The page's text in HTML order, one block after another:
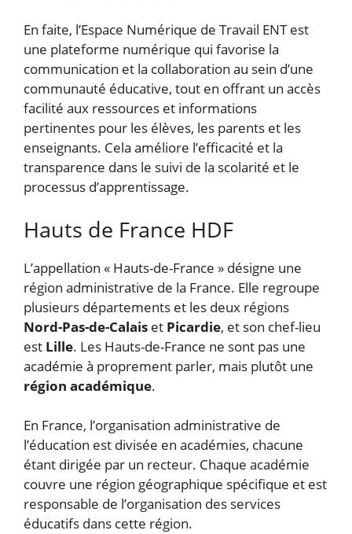
En faite, l’Espace Numérique de Travail ENT est
une plateforme numérique qui favorise la
communication et la collaboration au sein d’une
communauté éducative, tout en offrant un accès
facilité aux ressources et informations
pertinentes pour les élèves, les parents et les
enseignants. Cela améliore l’efficacité et la
transparence dans le suivi de la scolarité et le
processus d’apprentissage.
Hauts de France HDF
L’appellation « Hauts-de-France » désigne une
région administrative de la France. Elle regroupe
plusieurs départements et les deux régions
Nord-Pas-de-Calais et Picardie, et son chef-lieu
est Lille. Les Hauts-de-France ne sont pas une
académie à proprement parler, mais plutôt une
région académique.
En France, l’organisation administrative de
l’éducation est divisée en académies, chacune
étant dirigée par un recteur. Chaque académie
couvre une région géographique spécifique et est
responsable de l’organisation des services
éducatifs dans cette région.